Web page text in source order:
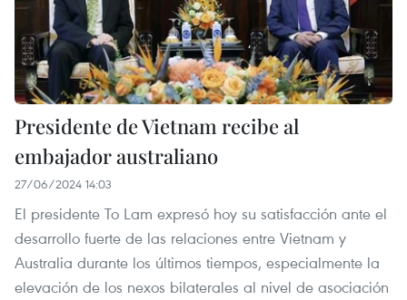
Presidente de Vietnam recibe al
embajador australiano
27/06/2024 14:03
El presidente To Lam expresó hoy su satisfacción ante el
desarrollo fuerte de las relaciones entre Vietnam y
Australia durante los últimos tiempos, especialmente la
elevación de los nexos bilaterales al nivel de asociación